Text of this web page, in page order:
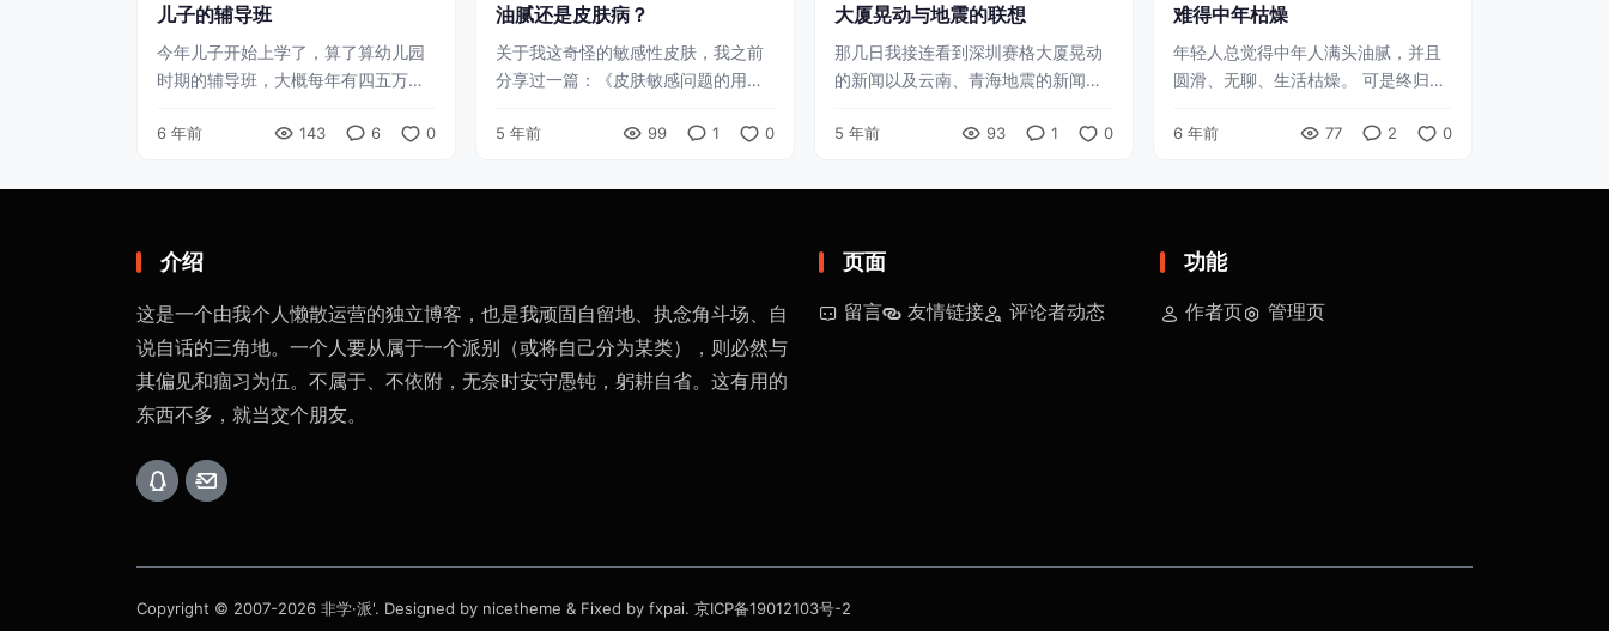
儿子的辅导班
今年儿子开始上学了，算了算幼儿园
时期的辅导班，大概每年有四五万花
年大约伍万元费用是很正常的。 今年
6 年前 143 6 0
油腻还是皮肤病？
关于我这奇怪的敏感性皮肤，我之前
分享过一篇：《皮肤敏感问题的用药
性地更换了几家三甲医院看皮肤。总
...
5 年前 99 1 0
大厦晃动与地震的联想
那几日我接连看到深圳赛格大厦晃动
的新闻以及云南、青海地震的新闻，
想，会不会是地震引发的连锁反应，
明 ...
5 年前 93 1 0
难得中年枯燥
年轻人总觉得中年人满头油腻，并且
圆滑、无聊、生活枯燥。 可是终归会
成不变得枯燥，其实是一个中年人的
6 年前 77 2 0
介绍
这是一个由我个人懒散运营的独立博客，也是我顽固自留地、执念角斗场、自
说自话的三角地。一个人要从属于一个派别（或将自己分为某类），则必然与
其偏见和痼习为伍。不属于、不依附，无奈时安守愚钝，躬耕自省。这有用的
东西不多，就当交个朋友。
页面
留言 友情链接 评论者动态
功能
作者页 管理页
Copyright © 2007-2026 非学·派'. Designed by nicetheme & Fixed by fxpai. 京ICP备19012103号-2